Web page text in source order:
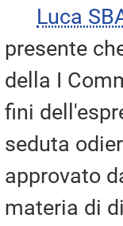
Luca
presente
della I
fini
seduta
approvato
materia di